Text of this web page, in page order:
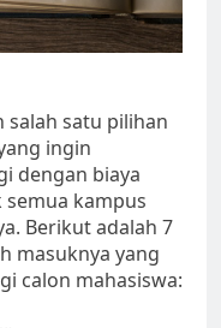
salah satu pilihan
ingin
dengan biaya
kampus
Berikut adalah 7
masuknya yang
calon mahasiswa: